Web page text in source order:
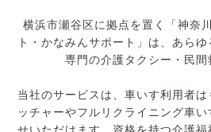
横浜市瀬谷区に拠点を置く「神奈
ト・かなみんサポート」は、あら
専門の介護タクシー・民間
当社のサービスは、車いす利用者
ッチャーやフルリクライニング車
せいただけます。資格を持つ介護